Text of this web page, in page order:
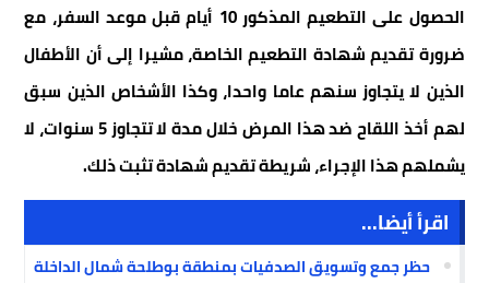
الحصول على التطعيم المذكور 10 أيام قبل موعد السفر، مع
ضرورة تقديم شهادة التطعيم الخاصة، مشيرا إلى أن الأطفال
الذين لا يتجاوز سنهم عاما واحدا، وكذا الأشخاص الذين سبق
لهم أخذ اللقاح ضد هذا المرض خلال مدة لا تتجاوز 5 سنوات، لا
يشملهم هذا الإجراء، شريطة تقديم شهادة تثبت ذلك.
اقرأ أيضا...
حظر جمع وتسويق الصدفيات بمنطقة بوطلحة شمال الداخلة